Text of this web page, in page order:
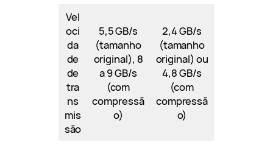
Vel
oci
da
de
de
tra
ns
mis
são
5,5 GB/s
(tamanho
original), 8
a 9 GB/s
(com
compressã
o)
2,4 GB/s
(tamanho
original) ou
4,8 GB/s
(com
compressã
o)